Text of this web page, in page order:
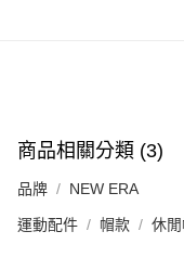
商品相關分類 (3)
品牌 NEW ERA
運動配件 帽款 休閒